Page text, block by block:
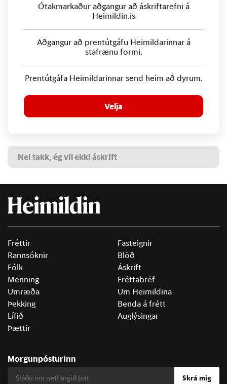
Ótakmarkaður aðgangur að áskriftarefni á
Heimildin.is
Aðgangur að prentútgáfu Heimildarinnar á
stafrænu formi.
Prentútgáfa Heimildarinnar send heim að dyrum.
Velja
Nei takk, ég vil ekki áskrift
Fréttir
Rannsóknir
Fólk
Menning
Umræða
Þekking
Lífið
Þættir
Fasteignir
Blöð
Áskrift
Fréttabréf
Um Heimildina
Benda á frétt
Auglýsingar
Morgunpósturinn
Skrá mig